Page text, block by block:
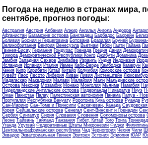
Погода на неделю в странах мира,
сентябре, прогноз погоды:
Австралия Австрия Албания Алжир Ангилья Ангола Андорра
Афганистан Багамские острова Бангладеш Барбадос Бахрейн Белиз
Боливия Босния и Герцеговина Ботсвана Бразилия Бруней
Великобритания Венгрия Венесуэла Вьетнам Габон Гаити Гайана
Гвинея-Бисау Германия Гондурас Гренада Греция Дания
Тимора Демократической Республики Конго Джибути Доминика
Замбия Западная Сахара Зимбабве Израиль Индия Индонезия
Исландия Испания Италия Йемен Кабо-Верде Камбоджа Камерун
Кения Кипр Кирибати Китай Китайр Колумбия Коморские острова
Кувейт Лаос Лесото Либерия Ливан Ливия Лихтенштейн
Мадагаскар Македония Малави Малайзия Мали Мальдивские
Острова Мексика Мозамбик Монако Монголия Мьянма Намибия
Нидерландские Антильские острова Нидерланды Никарагуа Ниуэ
Оман Пакистан Палау Палестинская автономия Панама Папуа -
Португалия Республика Вануату Роротонга Кука острова Руанда
Сан-Марино Сан-Томе и Принсипи Саскачеван, Канада
Корея Сейшельские острова Сенегал Сент-Винсент и Гренадин
Сербия Сингапур Сирия Словакия Словения Соломоновы острова
Леоне Тайвань Тайланд Танзания Тибет, Китай Того Тонга
Уганда Уругвай Федеративные Штаты Микронезии Фиджи
Центральноафриканская республика Чад Черногория Чехия Чили
Эквадор Экваториальная Гвинея Эритрея Эстония Эфиопия ЮАР